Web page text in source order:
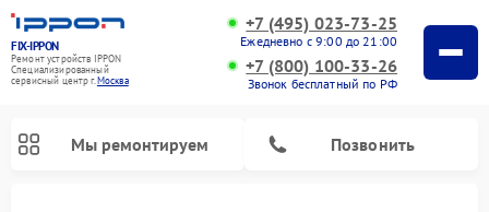
FIX-IPPON
Ремонт устройств IPPON
Специализированный
cервисный центр г.Москва
+7 (495) 023-73-25
Ежедневно с 9:00 до 21:00
+7 (800) 100-33-26
Звонок бесплатный по РФ
Мы ремонтируем Позвонить